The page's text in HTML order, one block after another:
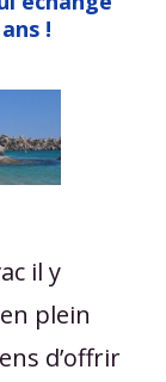
!
il y
plein
d’offrir